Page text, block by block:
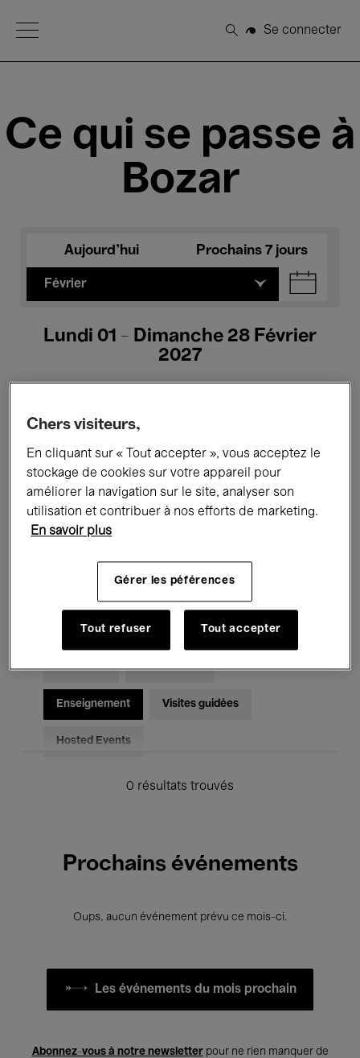
Open Menu
Rechercher
Se connecter
Ce qui se passe à
Bozar
Aujourd'hui Prochains 7 jours
Février
Lundi 01 - Dimanche 28 Février
2027
Tous les événements Concerts
Expositions Films Performances
Rencontres & Débats
Musique classique Global Music
Musique électronique
Pour tous Kids’ Palace
Enseignement Visites guidées
Hosted Events
0 résultats trouvés
Prochains événements
Oups, aucun événement prévu ce mois-ci.
Les événements du mois prochain
Abonnez-vous à notre newsletterpour ne rien manquer de
Chers visiteurs,
En cliquant sur « Tout accepter », vous acceptez le
stockage de cookies sur votre appareil pour
améliorer la navigation sur le site, analyser son
utilisation et contribuer à nos efforts de marketing.
En savoir plus
Gérer les péférences
Tout refuser Tout accepter